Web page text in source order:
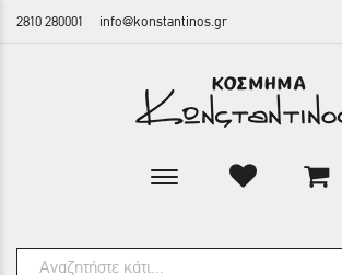
2810 280001 info@konstantinos.gr
Toggle